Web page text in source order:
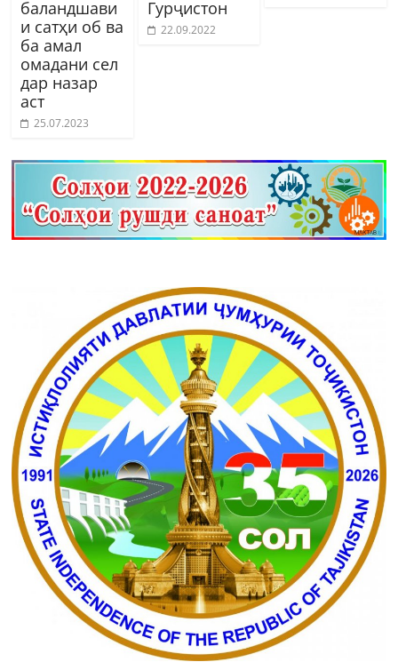
баландшави
и сатҳи об ва
ба амал
омадани сел
дар назар
аст
25.07.2023
Гурҷистон
22.09.2022